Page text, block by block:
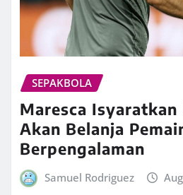
SEPAKBOLA
Maresca Isyaratkan
Akan Belanja
Berpengalaman
Samuel Rodriguez